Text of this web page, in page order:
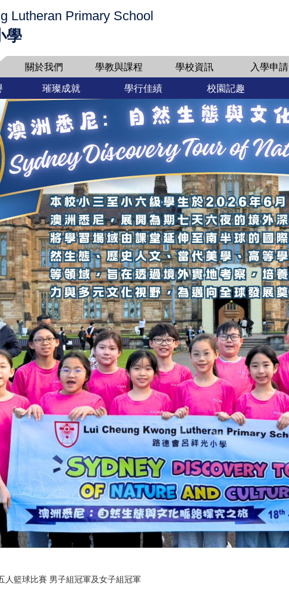
Lutheran Primary School
學
關於我們 學教與課程 學校資訊 入學申請
璀璨成就 學行佳績 校園記趣
人籃球比賽 男子組冠軍及女子組冠軍